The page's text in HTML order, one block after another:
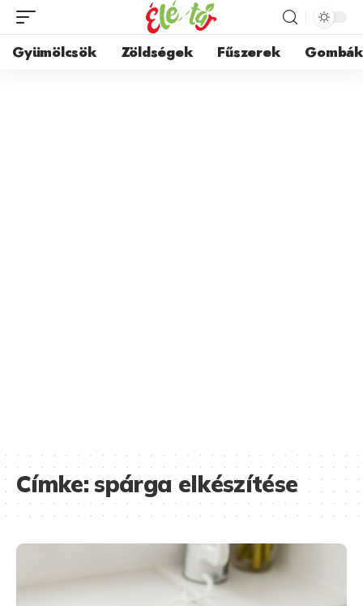
Gyümölcsök Zöldségek Fűszerek Gombák
Címke:spárga elkészítése